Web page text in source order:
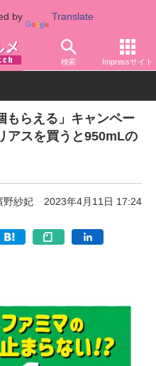
by Translate
検索 Impressサイト
ファミリーマート
もらえる」キャンペー
アスを買うと950mLの
野紗妃 2023年4月11日 17:24